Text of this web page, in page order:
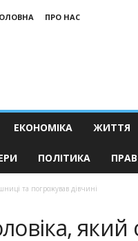
ПРО НАС
ЕКОНОМІКА ЖИТТЯ
ПОЛІТИКА
та погрожував дівчині
який